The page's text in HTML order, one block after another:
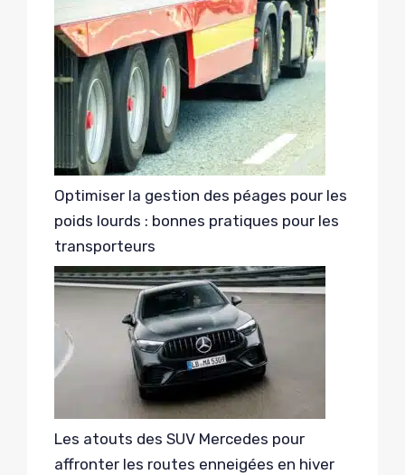
Optimiser la gestion des péages pour les
poids lourds : bonnes pratiques pour les
transporteurs
Les atouts des SUV Mercedes pour
affronter les routes enneigées en hiver